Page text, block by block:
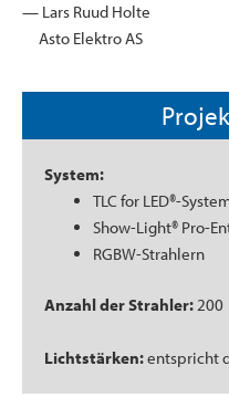
— Lars Ruud Holte
Asto Elektro AS
System:
TLC for LED®-
Show-Light® Pro-
RGBW-Strahlern
Anzahl der Strahler:200
Lichtstärken:entspricht